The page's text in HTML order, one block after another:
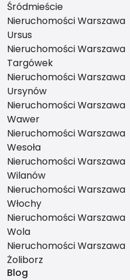
Śródmieście
Nieruchomości Warszawa
Ursus
Nieruchomości Warszawa
Targówek
Nieruchomości Warszawa
Ursynów
Nieruchomości Warszawa
Wawer
Nieruchomości Warszawa
Wesoła
Nieruchomości Warszawa
Wilanów
Nieruchomości Warszawa
Włochy
Nieruchomości Warszawa
Wola
Nieruchomości Warszawa
Żoliborz
Blog